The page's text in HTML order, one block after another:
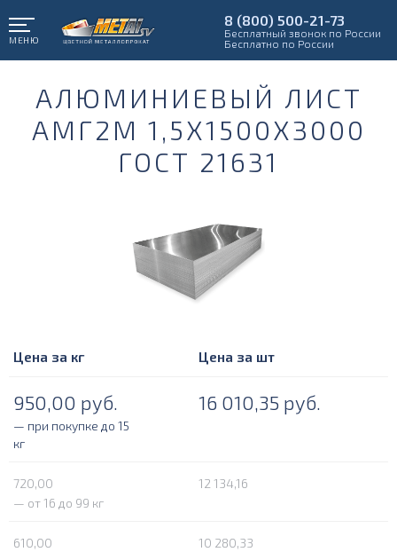
МЕНЮ
8 (800) 500-21-73
Бесплатный звонок по России
Бесплатно по России
АЛЮМИНИЕВЫЙ ЛИСТ
АМГ2М 1,5Х1500Х3000
ГОСТ 21631
Цена за кг Цена за шт
950,00 руб. 16 010,35 руб.
— при покупке до 15
кг
720,00
12 134,16
— от 16 до 99 кг
610,00
10 280,33